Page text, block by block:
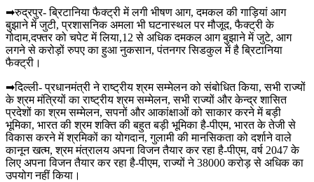
➡रुद्रपुर- ब्रिटानिया फैक्ट्री में लगी भीषण आग, दमकल की गाड़ियां आग
बुझाने में जुटी, प्रशासनिक अमला भी घटनास्थल पर मौजूद, फैक्ट्री के
गोदाम,दफ्तर को चपेट में लिया,12 से अधिक दमकल आग बुझाने में जुटे, आग
लगने से करोड़ों रुपए का हुआ नुकसान, पंतनगर सिडकुल में है ब्रिटानिया
फैक्ट्री।
➡दिल्ली- प्रधानमंत्री ने राष्ट्रीय श्रम सम्मेलन को संबोधित किया, सभी राज्यों
के श्रम मंत्रियों का राष्ट्रीय श्रम सम्मेलन, सभी राज्यों और केन्द्र शासित
प्रदेशों का श्रम सम्मेलन, सपनों और आकांक्षाओं को साकार करने में बड़ी
भूमिका, भारत की श्रम शक्ति की बहुत बड़ी भूमिका है-पीएम, भारत के तेजी से
विकास करने में श्रमिकों का योगदान, गुलामी की मानसिकता को दर्शाने वाले
कानून खत्म, श्रम मंत्रालय अपना विजन तैयार कर रहा है-पीएम, वर्ष 2047 के
लिए अपना विजन तैयार कर रहा है-पीएम, राज्यों ने 38000 करोड़ से अधिक का
उपयोग नहीं किया।